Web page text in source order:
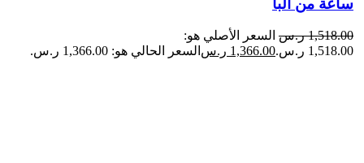
1,518.00 ر.س السعر الأصلي هو:
1,518.00 ر.س.
1,366.00 ر.س السعر الحالي هو: 1,366.00 ر.س.